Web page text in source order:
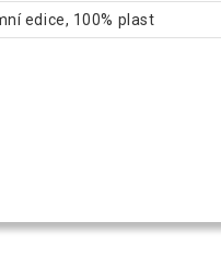
edice, 100% plast